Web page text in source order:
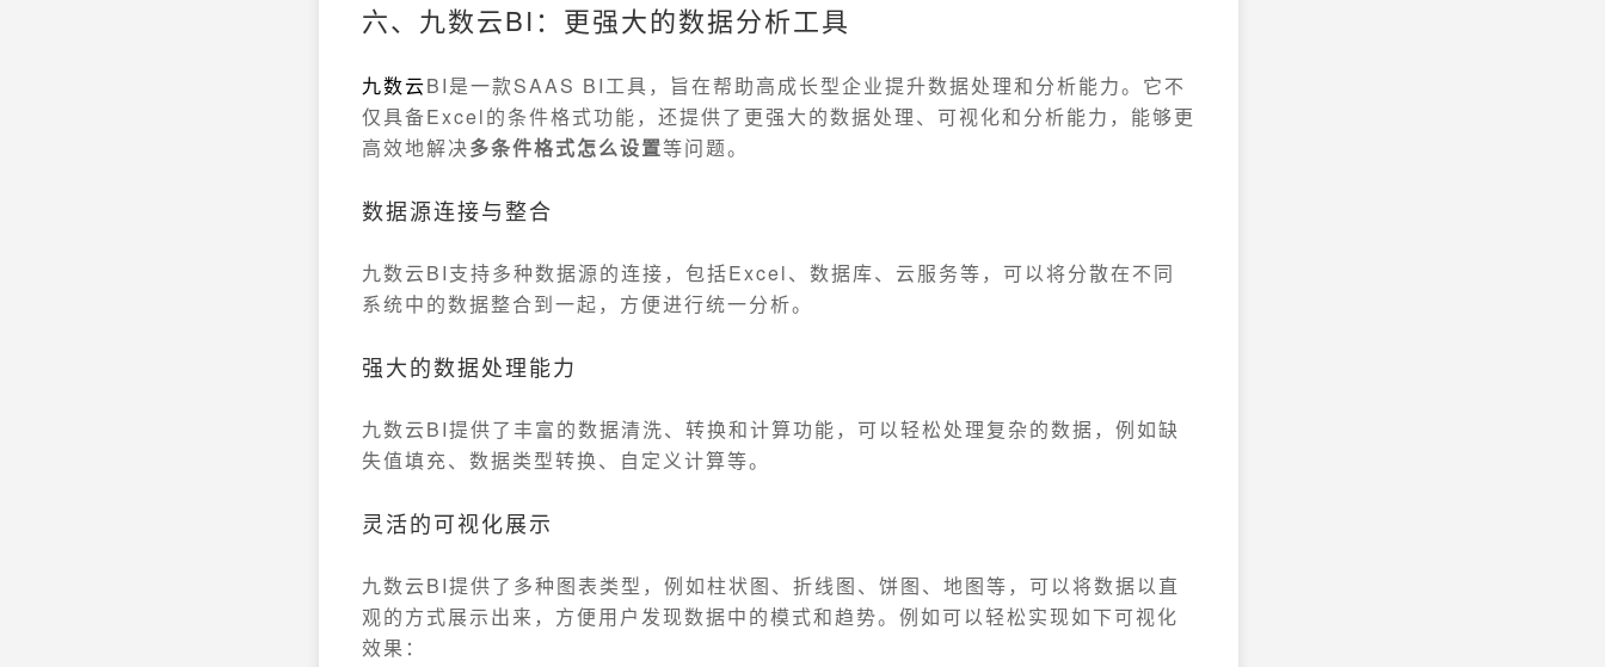
六、九数云BI：更强大的数据分析工具
九数云BI是一款SAAS BI工具，旨在帮助高成长型企业提升数据处理和分析能力。它不
仅具备Excel的条件格式功能，还提供了更强大的数据处理、可视化和分析能力，能够更
高效地解决多条件格式怎么设置等问题。
数据源连接与整合
九数云BI支持多种数据源的连接，包括Excel、数据库、云服务等，可以将分散在不同
系统中的数据整合到一起，方便进行统一分析。
强大的数据处理能力
九数云BI提供了丰富的数据清洗、转换和计算功能，可以轻松处理复杂的数据，例如缺
失值填充、数据类型转换、自定义计算等。
灵活的可视化展示
九数云BI提供了多种图表类型，例如柱状图、折线图、饼图、地图等，可以将数据以直
观的方式展示出来，方便用户发现数据中的模式和趋势。例如可以轻松实现如下可视化
效果：